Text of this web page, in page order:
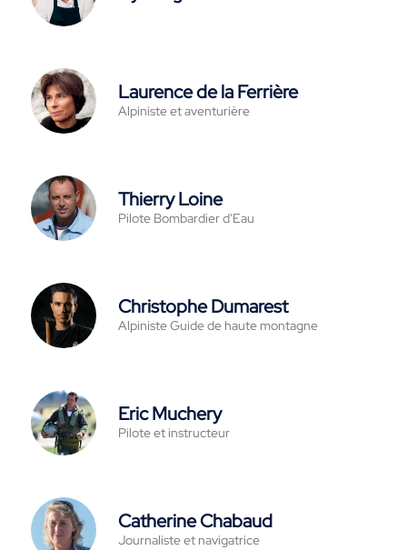
Laurence de la Ferrière
Alpiniste et aventurière
Thierry Loine
Pilote Bombardier d'Eau
Christophe Dumarest
Alpiniste Guide de haute montagne
Eric Muchery
Pilote et instructeur
Catherine Chabaud
Journaliste et navigatrice